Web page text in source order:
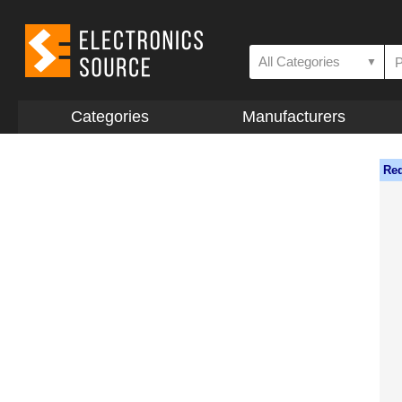
All Categories ▼
Categories Manufacturers